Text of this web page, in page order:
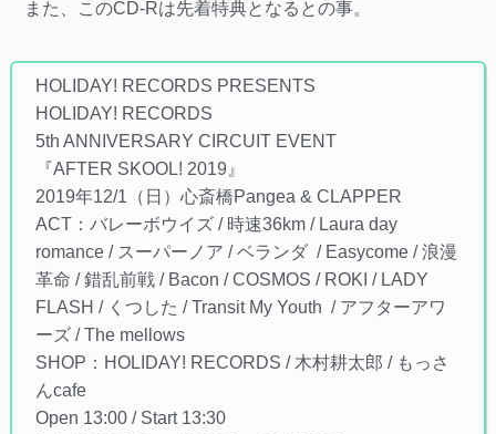
また、このCD-Rは先着特典となるとの事。
HOLIDAY! RECORDS PRESENTS​
HOLIDAY! RECORDS​
5th ANNIVERSARY CIRCUIT EVENT​
『AFTER SKOOL! 2019』
2019年12/1（日）心斎橋Pangea & CLAPPER
ACT：バレーボウイズ​ / 時速36km​ / Laura day
romance​ / スーパーノア​ / ベランダ ​ / Easycome​ / 浪漫
革命​ / 錯乱前戦​ / Bacon​ / COSMOS​ / ROKI​ / LADY
FLASH​ / くつした​ / Transit My Youth ​ / アフターアワ
ーズ​ / The mellows​
SHOP：HOLIDAY! RECORDS​ / 木村耕太郎​ / もっさ
んcafe​
Open 13:00 / Start 13:30